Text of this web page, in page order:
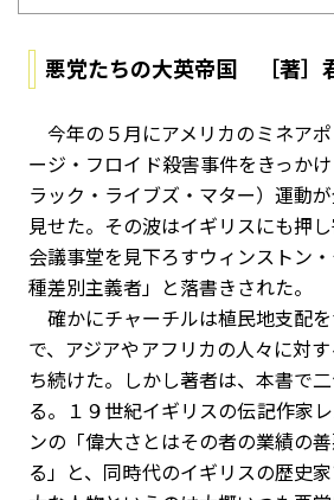
悪党たちの大英帝国 ［著］
今年の５月にアメリカのミネア
ージ・フロイド殺害事件をきっか
ラック・ライブズ・マター）運動
見せた。その波はイギリスにも押
会議事堂を見下ろすウィンストン
種差別主義者」と落書きされた。
確かにチャーチルは植民地支配
で、アジアやアフリカの人々に対
ち続けた。しかし著者は、本書で
る。１９世紀イギリスの伝記作家
ンの「偉大さとはその者の業績の
る」と、同時代のイギリスの歴史